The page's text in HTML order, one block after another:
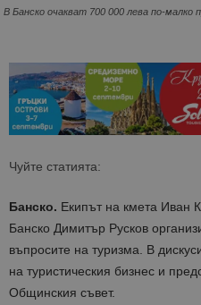
В Банско очакват 700 000 лева по-малко
Чуйте статията:
Банско. Екипът на кмета Иван
Банско Димитър Русков
въпросите на туризма. В
на туристическия бизнес и
Общинския съвет.